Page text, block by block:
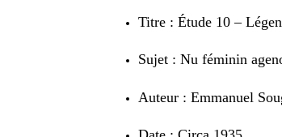
Titre : Étude 10 –
Sujet : Nu féminin
Auteur : Emmanuel